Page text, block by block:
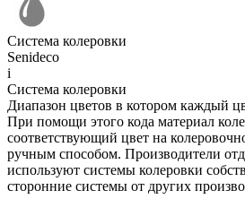
Система колеровки
Senideco
i
Система колеровки
Диапазон цветов в котором каждый
При помощи этого кода материал
соответствующий цвет на
ручным способом. Производители
используют системы колеровки
сторонние системы от других